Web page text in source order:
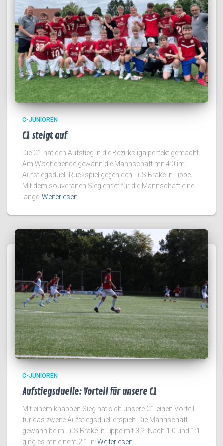
C-JUNIOREN
C1 steigt auf
Die C1 hat den Aufstieg in die Bezirksliga perfekt gemacht.
Am Wochenende gewann die Mannschaft mit 4:0 im
Aufstiegsduell-Rückspiel gegen den TuS Brake in Lippe.
Mit dem souveränen Sieg endet für die Mannschaft eine
lange Weiterlesen
C-JUNIOREN
Aufstiegsduelle: Vorteil für unsere C1
Mit einem knappen Sieg hat sich unsere C1 einen Vorteil
für das zweite Aufstiegsduell erspielt. Die Mannschaft
gewann beim TuS Brake in Lippe mit 3:2. Nach 1:0 und 1:1
ging es mit einem 2:1 in Weiterlesen